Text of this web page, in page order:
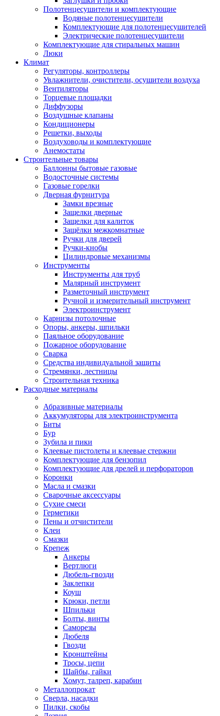
Полотенцесушители и комплектующие
Водяные полотенцесушители
Комплектующие для полотенцесушителей
Электрические полотенцесушители
Комплектующие для стиральных машин
Люки
Климат
Регуляторы, контроллеры
Увлажнители, очистители, осушители воздуха
Вентиляторы
Торцевые площадки
Диффузоры
Воздушные клапаны
Кондиционеры
Решетки, выходы
Воздуховоды и комплектующие
Анемостаты
Строительные товары
Баллонны бытовые газовые
Водосточные системы
Газовые горелки
Дверная фурнитура
Замки врезные
Защелки дверные
Защелки для калиток
Защёлки межкомнатные
Ручки для дверей
Ручки-кнобы
Цилиндровые механизмы
Инструменты
Инструменты для труб
Малярный инструмент
Разметочный инструмент
Ручной и измерительный инструмент
Электроинструмент
Карнизы потолочные
Опоры, анкеры, шпильки
Паяльное оборудование
Пожарное оборудование
Сварка
Средства индивидуальной защиты
Стремянки, лестницы
Строительная техника
Расходные материалы
Абразивные материалы
Аккумуляторы для электроинструмента
Биты
Бур
Зубила и пики
Клеевые пистолеты и клеевые стержни
Комплектующие для бензопил
Комплектующие для дрелей и перфораторов
Коронки
Масла и смазки
Сварочные аксессуары
Сухие смеси
Герметики
Пены и отчистители
Клеи
Смазки
Крепеж
Анкеры
Вертлюги
Дюбель-гвозди
Заклепки
Коуш
Крюки, петли
Шпильки
Болты, винты
Саморезы
Дюбеля
Гвозди
Кронштейны
Тросы, цепи
Шайбы, гайки
Хомут, талреп, карабин
Металлопрокат
Сверла, насадки
Пилки, скобы